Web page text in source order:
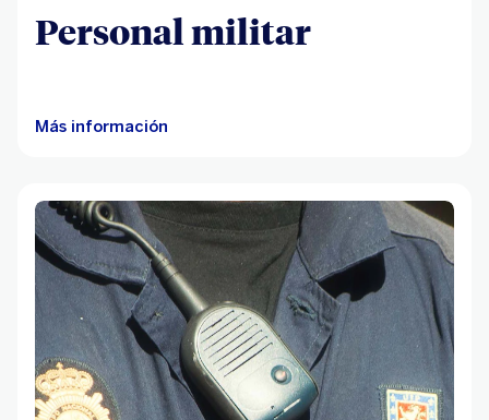
Personal militar
Más información